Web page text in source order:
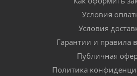
Условия
Условия
Гарантии и правила
Публичная
Политика